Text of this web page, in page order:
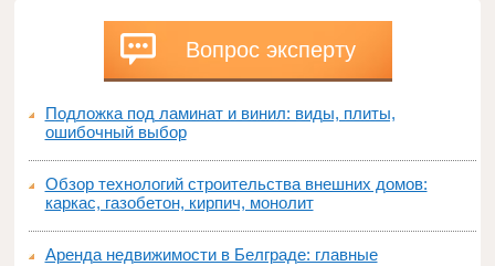
Вопрос эксперту
Подложка под ламинат и винил: виды, плиты,
ошибочный выбор
Обзор технологий строительства внешних домов:
каркас, газобетон, кирпич, монолит
Аренда недвижимости в Белграде: главные